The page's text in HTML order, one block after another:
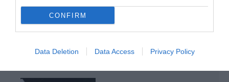
CONFIRM
Data Deletion Data Access Privacy Policy
BRITISH AIRWAYS
ROUTES